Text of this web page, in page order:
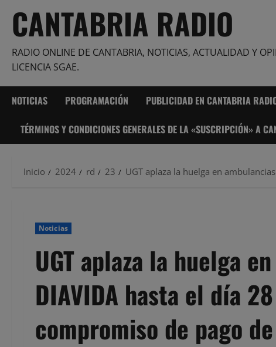
CANTABRIA RADIO
RADIO ONLINE DE CANTABRIA, NOTICIAS, ACTUALIDAD Y
LICENCIA SGAE.
NOTICIAS PROGRAMACIÓN PUBLICIDAD EN CANTABRIA
TÉRMINOS Y CONDICIONES GENERALES DE LA «SUSCRIPCIÓN» A
Inicio 2024 rd 23 UGT aplaza la huelga en
Noticias
UGT aplaza la huelga
DIAVIDA hasta el día
compromiso de pago